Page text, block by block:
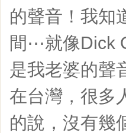
的聲音！我知
間⋯就像Dick
是我老婆的聲
在台灣，很多
的說，沒有幾